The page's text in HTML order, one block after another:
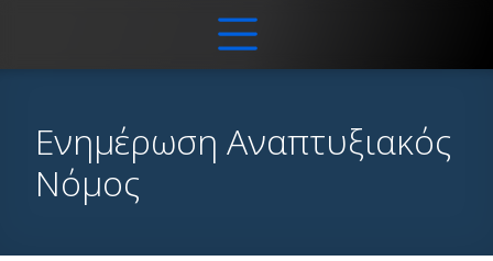
Ενημέρωση Αναπτυξιακός
Νόμος